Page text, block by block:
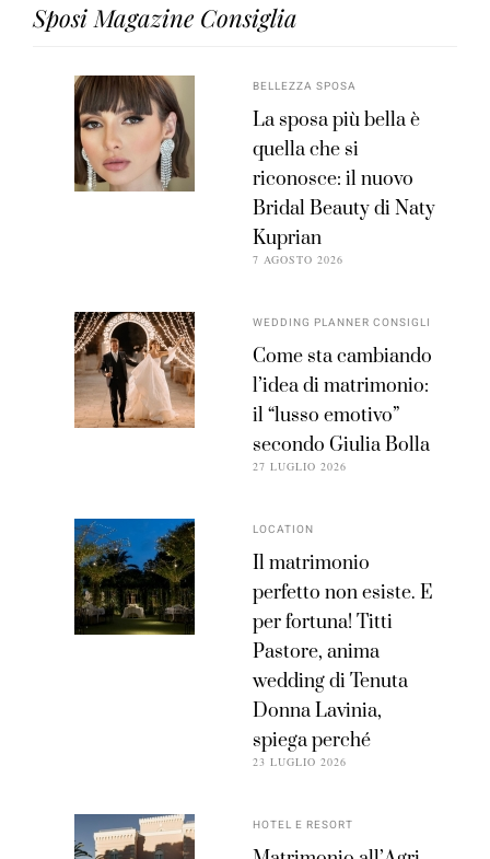
Sposi Magazine Consiglia
BELLEZZA SPOSA
La sposa più bella è
quella che si
riconosce: il nuovo
Bridal Beauty di Naty
Kuprian
7 AGOSTO 2026
WEDDING PLANNER CONSIGLI
Come sta cambiando
l’idea di matrimonio:
il “lusso emotivo”
secondo Giulia Bolla
27 LUGLIO 2026
LOCATION
Il matrimonio
perfetto non esiste. E
per fortuna! Titti
Pastore, anima
wedding di Tenuta
Donna Lavinia,
spiega perché
23 LUGLIO 2026
HOTEL E RESORT